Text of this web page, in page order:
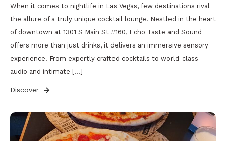
When it comes to nightlife in Las Vegas, few destinations rival
the allure of a truly unique cocktail lounge. Nestled in the heart
of downtown at 1301 S Main St #160, Echo Taste and Sound
offers more than just drinks, it delivers an immersive sensory
experience. From expertly crafted cocktails to world-class
audio and intimate […]
Discover